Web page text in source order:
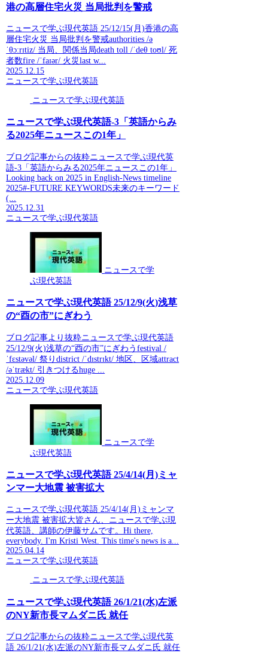
港の高層住宅火災 当局批判を警戒
ニュースで学ぶ現代英語 25/12/15(月)香港の高
層住宅火災 当局批判を警戒authorities /ə
ˈθɔːrɪtiz/ 当局、関係当局death toll /ˈdeθ toʊl/ 死
者数fire /ˈfaɪər/ 火災last w...
2025.12.15
ニュースで学ぶ現代英語
ニュースで学ぶ現代英語
ニュースで学ぶ現代英語-3「英語からみ
る2025年ニュースこの1年」
ブログ記事からの抜粋ニュースで学ぶ現代英
語-3「英語からみる2025年ニュースこの1年」
Looking back on 2025 in English-News timeline
2025#-FUTURE KEYWORDS未来のキーワード
(...
2025.12.31
ニュースで学ぶ現代英語
ニュースで学
ぶ現代英語
ニュースで学ぶ現代英語 25/12/9(火)浅草
の“酉の市”にぎわう
ブログ記事より抜粋ニュースで学ぶ現代英語
25/12/9(火)浅草の“酉の市”にぎわうfestival /
ˈfɛstəvəl/ 祭りdistrict /ˈdɪstrɪkt/ 地区、区域attract
/əˈtrækt/ 引きつけるhuge ...
2025.12.09
ニュースで学ぶ現代英語
ニュースで学
ぶ現代英語
ニュースで学ぶ現代英語 25/4/14(月)ミャ
ンマー大地震 被害拡大
ニュースで学ぶ現代英語 25/4/14(月)ミャンマ
ー大地震 被害拡大皆さん、ニュースで学ぶ現
代英語、講師の伊藤サムです。Hi there,
everybody. I'm Kristi West. This time's news is a...
2025.04.14
ニュースで学ぶ現代英語
ニュースで学ぶ現代英語
ニュースで学ぶ現代英語 26/1/21(水)左派
のNY新市長マムダニ氏 就任
ブログ記事からの抜粋ニュースで学ぶ現代英
語 26/1/21(水)左派のNY新市長マムダニ氏 就任